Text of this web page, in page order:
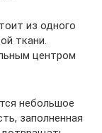
из одного
ткани.
центром
небольшое
заполненная